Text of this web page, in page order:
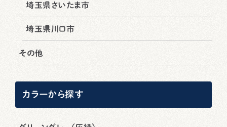
埼玉県さいたま市
埼玉県川口市
その他
カラーから探す